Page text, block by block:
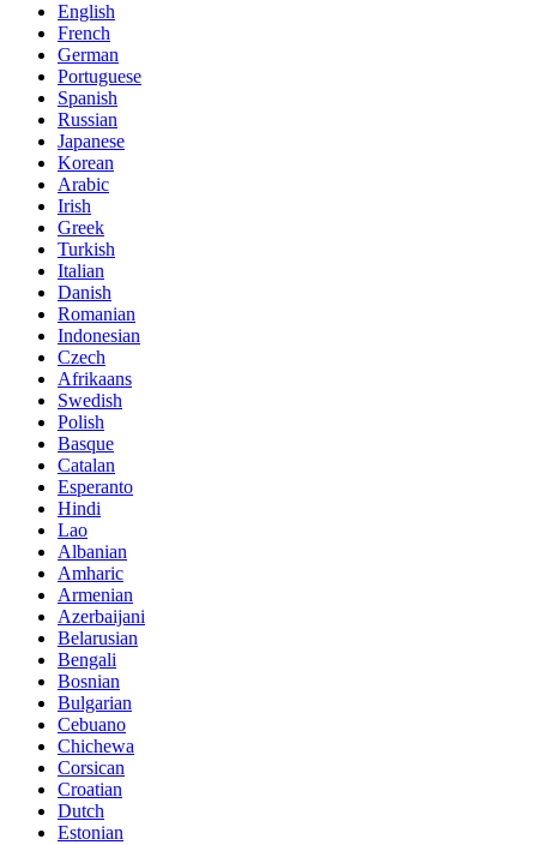
English
French
German
Portuguese
Spanish
Russian
Japanese
Korean
Arabic
Irish
Greek
Turkish
Italian
Danish
Romanian
Indonesian
Czech
Afrikaans
Swedish
Polish
Basque
Catalan
Esperanto
Hindi
Lao
Albanian
Amharic
Armenian
Azerbaijani
Belarusian
Bengali
Bosnian
Bulgarian
Cebuano
Chichewa
Corsican
Croatian
Dutch
Estonian